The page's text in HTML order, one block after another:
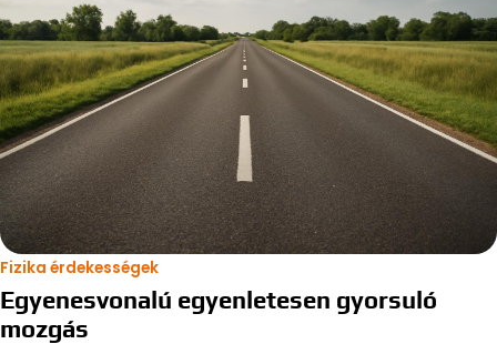
Fizika érdekességek
Egyenesvonalú egyenletesen gyorsuló
mozgás